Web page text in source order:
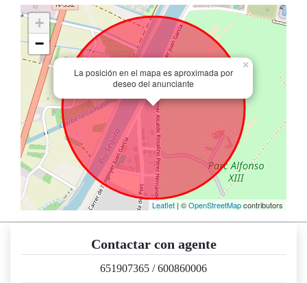
La posición en el mapa es aproximada por
deseo del anunciante
×
+
−
Leaflet | ©OpenStreetMapcontributors
Contactar con agente
651907365 /600860006